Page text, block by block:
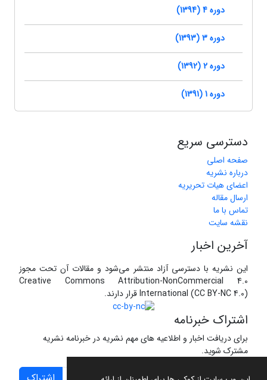
دوره 4 (1394)
دوره 3 (1393)
دوره 2 (1392)
دوره 1 (1391)
دسترسی سریع
صفحه اصلی
درباره نشریه
اعضای هیات تحریریه
ارسال مقاله
تماس با ما
نقشه سایت
آخرین اخبار
این نشریه با دسترسی آزاد منتشر می‌شود و مقالات آن تحت مجوز
Creative Commons Attribution-NonCommercial 4.0
International (CC BY-NC 4.0) قرار دارند.
اشتراک خبرنامه
برای دریافت اخبار و اطلاعیه های مهم نشریه در خبرنامه نشریه
مشترک شوید.